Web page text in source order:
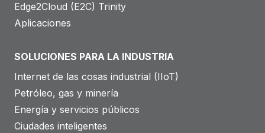
Edge2Cloud (E2C) Trinity
Aplicaciones
SOLUCIONES PARA LA INDUSTRIA
Internet de las cosas industrial (IIoT)
Petróleo, gas y minería
Energía y servicios públicos
Ciudades inteligentes